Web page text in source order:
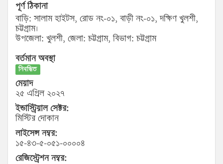
পূর্ণ ঠিকানা
বাড়ি: সালাম হাইটস, রোড নং-০১, বাড়ী নং-০১, দক্ষিণ খুলশী,
চট্টগ্রাম।
উপজেলা: খুলশী, জেলা: চট্টগ্রাম, বিভাগ: চট্টগ্রাম
বর্তমান অবস্থা
নিবন্ধিত
মেয়াদ
২৫ এপ্রিল ২০২৭
ইন্ডাস্ট্রিয়াল সেক্টর:
মিস্টির দোকান
লাইসেন্স নম্বর:
১৫-৪৩-৫-০৫১-০০০০৪
রেজিস্ট্রেশন নম্বর: